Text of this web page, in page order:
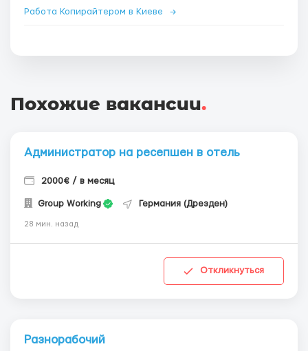
Работа Копирайтером в Киеве →
Похожие вакансии.
Администратор на ресепшен в отель
2000€ / в месяц
Group Working Германия (Дрезден)
28 мин. назад
Откликнуться
Разнорабочий